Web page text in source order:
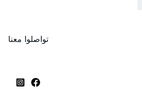
تواصلوا معنا